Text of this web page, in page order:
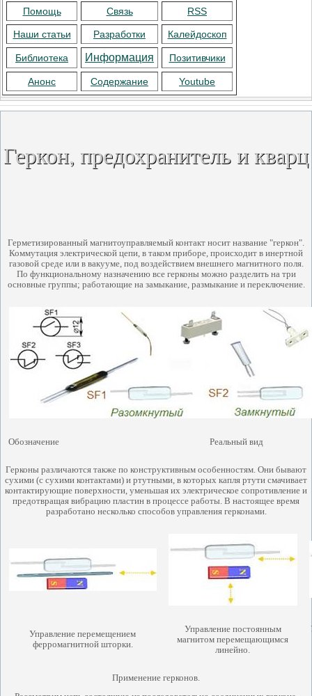
Помощь Связь RSS
Наши статьи Разработки Калейдоскоп
Библиотека Информация Позитивчики
Анонс Содержание Youtube
Геркон, предохранитель и кварц
Герметизированный магнитоуправляемый контакт носит название "геркон".
Коммутация электрической цепи, в таком приборе, происходит в инертной
газовой среде или в вакууме, под воздействием внешнего магнитного поля.
По функциональному назначению все герконы можно разделить на три
основные группы; работающие на замыкание, размыкание и переключение.
Обозначение Реальный вид
Герконы различаются также по конструктивным особенностям. Они бывают
сухими (с сухими контактами) и ртутными, в которых капля ртути смачивает
контактирующие поверхности, уменьшая их электрическое сопротивление и
предотвращая вибрацию пластин в процессе работы. В настоящее время
разработано несколько способов управления герконами.
Управление перемещением
ферромагнитной шторки.
Управление постоянным
магнитом перемещающимся
линейно.
Применение герконов.